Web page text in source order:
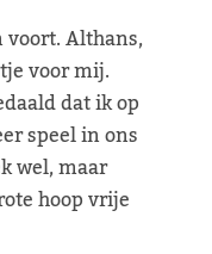
voort. Althans,
voor mij.
dat ik op
speel in ons
wel, maar
hoop vrije